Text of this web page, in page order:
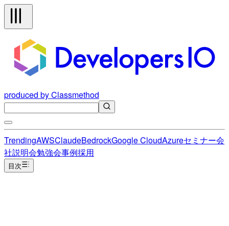
produced by Classmethod
TrendingAWSClaudeBedrockGoogle CloudAzureセミナー会
社説明会勉強会事例採用
目次